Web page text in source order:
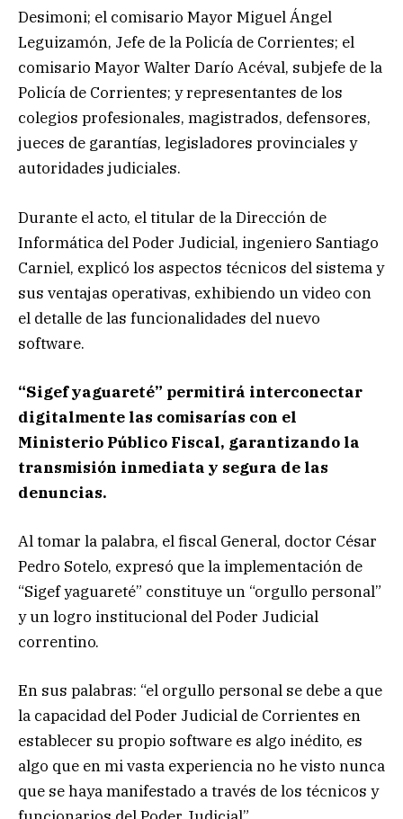
Desimoni; el comisario Mayor Miguel Ángel
Leguizamón, Jefe de la Policía de Corrientes; el
comisario Mayor Walter Darío Acéval, subjefe de la
Policía de Corrientes; y representantes de los
colegios profesionales, magistrados, defensores,
jueces de garantías, legisladores provinciales y
autoridades judiciales.
Durante el acto, el titular de la Dirección de
Informática del Poder Judicial, ingeniero Santiago
Carniel, explicó los aspectos técnicos del sistema y
sus ventajas operativas, exhibiendo un video con
el detalle de las funcionalidades del nuevo
software.
“Sigef yaguareté” permitirá interconectar
digitalmente las comisarías con el
Ministerio Público Fiscal, garantizando la
transmisión inmediata y segura de las
denuncias.
Al tomar la palabra, el fiscal General, doctor César
Pedro Sotelo, expresó que la implementación de
“Sigef yaguareté” constituye un “orgullo personal”
y un logro institucional del Poder Judicial
correntino.
En sus palabras: “el orgullo personal se debe a que
la capacidad del Poder Judicial de Corrientes en
establecer su propio software es algo inédito, es
algo que en mi vasta experiencia no he visto nunca
que se haya manifestado a través de los técnicos y